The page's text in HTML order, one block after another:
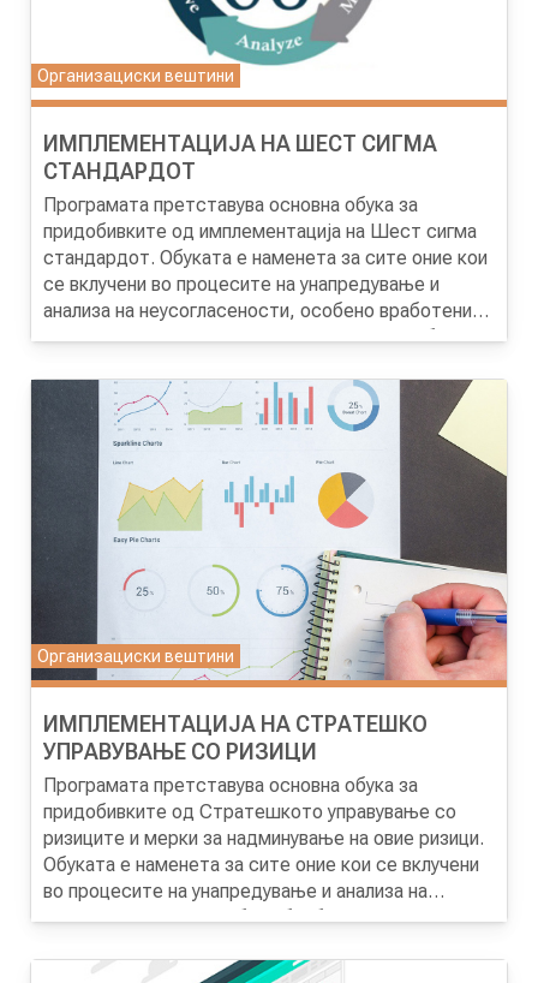
Организациски вештини
ИМПЛЕМЕНТАЦИЈА НА ШЕСТ СИГМА
СТАНДАРДОТ
Програмата претставува основна обука за
придобивките од имплементација на Шест сигма
стандардот. Обуката е наменета за сите оние кои
се вклучени во процесите на унапредување и
анализа на неусогласености, особено вработени
кои се занимаваат со аналитика на процесите во
управување со квалитет.
Целта на програматаСтекнување на потребното
статистичката техника Шест Сигма. Утврдување
на кои и какви податоци се потребни за
воспоставување на статистичката техника Шест
Сигма. Добивање сознанија за потребната
документација за воведување на успешна Шест
Сигма.
Организациски вештини
ИМПЛЕМЕНТАЦИЈА НА СТРАТЕШКО
УПРАВУВАЊЕ СО РИЗИЦИ
Програмата претставува основна обука за
придобивките од Стратешкото управување со
ризиците и мерки за надминување на овие ризици.
Обуката е наменета за сите оние кои се вклучени
во процесите на унапредување и анализа на
неусогласености, особено вработени кои се
работењето и имаат искуство со системот на
Целта на програматаПодобрување на знаењето
ризици. Мерливост, методи и принципи на